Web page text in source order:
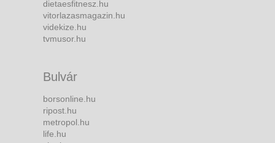
dietaesfitnesz.hu
vitorlazasmagazin.hu
videkize.hu
tvmusor.hu
Bulvár
borsonline.hu
ripost.hu
metropol.hu
life.hu